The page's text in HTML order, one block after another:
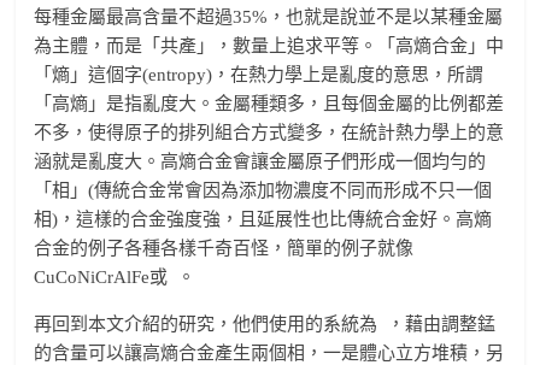
每種金屬最高含量不超過35%，也就是說並不是以某種金屬
為主體，而是「共產」，數量上追求平等。「高熵合金」中
「熵」這個字(entropy)，在熱力學上是亂度的意思，所謂
「高熵」是指亂度大。金屬種類多，且每個金屬的比例都差
不多，使得原子的排列組合方式變多，在統計熱力學上的意
涵就是亂度大。高熵合金會讓金屬原子們形成一個均勻的
「相」(傳統合金常會因為添加物濃度不同而形成不只一個
相)，這樣的合金強度強，且延展性也比傳統合金好。高熵
合金的例子各種各樣千奇百怪，簡單的例子就像
CuCoNiCrAlFe或
。
再回到本文介紹的研究，他們使用的系統為
，藉由調整錳
的含量可以讓高熵合金產生兩個相，一是體心立方堆積，另